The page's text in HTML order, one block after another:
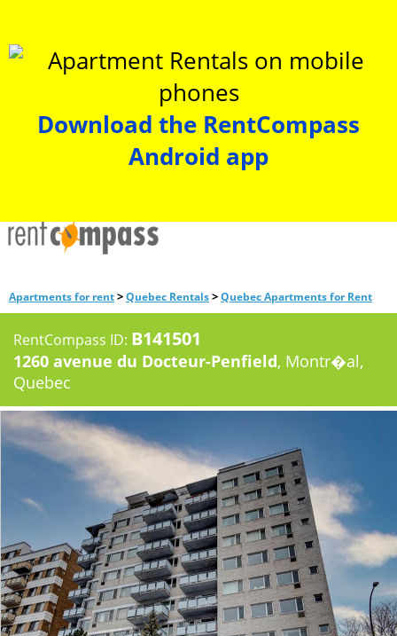
Download the RentCompass
Android app
Apartments for rent>Quebec Rentals>Quebec Apartments for Rent
RentCompass ID: B141501
1260 avenue du Docteur-Penfield, Montr�al,
Quebec